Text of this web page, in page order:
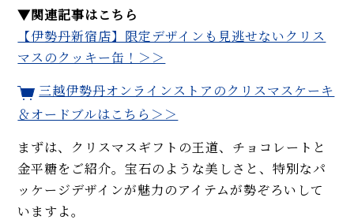
▼関連記事はこちら
【伊勢丹新宿店】限定デザインも見逃せないクリス
マスのクッキー缶！＞＞
三越伊勢丹オンラインストアのクリスマスケーキ
＆オードブルはこちら＞＞
まずは、クリスマスギフトの王道、チョコレートと
金平糖をご紹介。宝石のような美しさと、特別なパ
ッケージデザインが魅力のアイテムが勢ぞろいして
いますよ。